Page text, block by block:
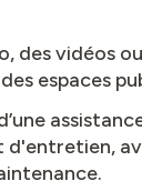
des vidéos
espaces
d'entretien,